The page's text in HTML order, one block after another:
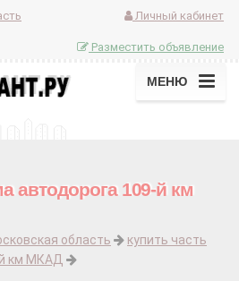
Личный кабинет
Разместить объявление
МЕНЮ
автодорога 109-й км
область
купить часть
й км МКАД